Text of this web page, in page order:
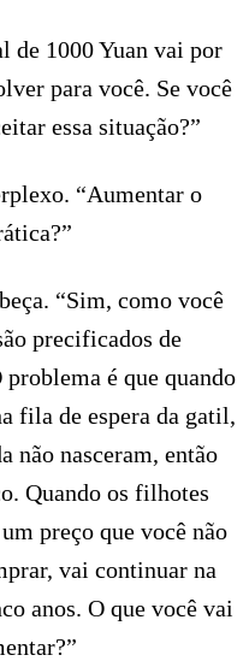
de 1000 Yuan vai por
para você. Se você
essa situação?”
“Aumentar o
“Sim, como você
precificados de
é que quando
fila de espera da gatil,
não nasceram, então
Quando os filhotes
preço que você não
vai continuar na
anos. O que você vai